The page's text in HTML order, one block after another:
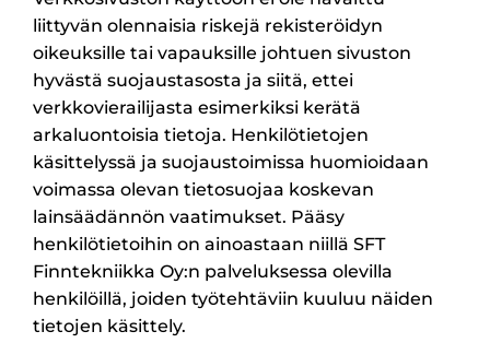
liittyvän olennaisia riskejä rekisteröidyn
oikeuksille tai vapauksille johtuen sivuston
hyvästä suojaustasosta ja siitä, ettei
verkkovierailijasta esimerkiksi kerätä
arkaluontoisia tietoja. Henkilötietojen
käsittelyssä ja suojaustoimissa huomioidaan
voimassa olevan tietosuojaa koskevan
lainsäädännön vaatimukset. Pääsy
henkilötietoihin on ainoastaan niillä SFT
Finntekniikka Oy:n palveluksessa olevilla
henkilöillä, joiden työtehtäviin kuuluu näiden
tietojen käsittely.